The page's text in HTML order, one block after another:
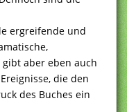
ergreifende und
aber eben auch
die den
des Buches ein